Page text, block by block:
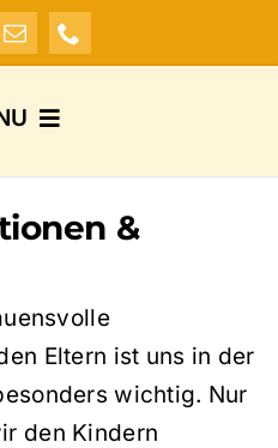
Konzept
&
Eltern ist uns in der
wichtig. Nur
den Kindern